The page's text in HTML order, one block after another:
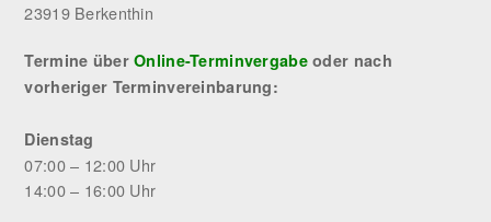
23919 Berkenthin
Termine überOnline-Terminvergabeoder nach
vorheriger Terminvereinbarung:
Dienstag
07:00 – 12:00 Uhr
14:00 – 16:00 Uhr